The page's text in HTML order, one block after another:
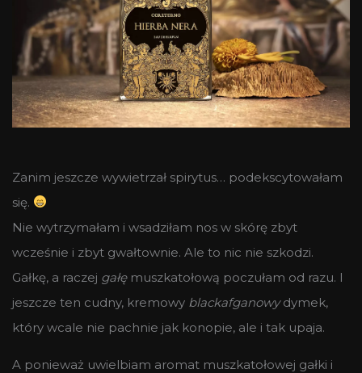
Zanim jeszcze wywietrzał spirytus… podekscytowałam
się.
Nie wytrzymałam i wsadziłam nos w skórę zbyt
wcześnie i zbyt gwałtownie. Ale to nic nie szkodzi.
Gałkę, a raczej gałęmuszkatołową poczułam od razu. I
jeszcze ten cudny, kremowy blackafganowydymek,
który wcale nie pachnie jak konopie, ale i tak upaja.
A ponieważ uwielbiam aromat muszkatołowej gałki i